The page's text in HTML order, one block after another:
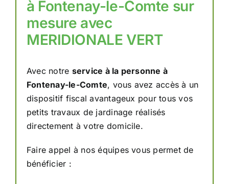
à Fontenay-le-Comte sur
mesure avec
MERIDIONALE VERT
Avec notre service à la personne à
Fontenay-le-Comte, vous avez accès à un
dispositif fiscal avantageux pour tous vos
petits travaux de jardinage réalisés
directement à votre domicile.
Faire appel à nos équipes vous permet de
bénéficier :